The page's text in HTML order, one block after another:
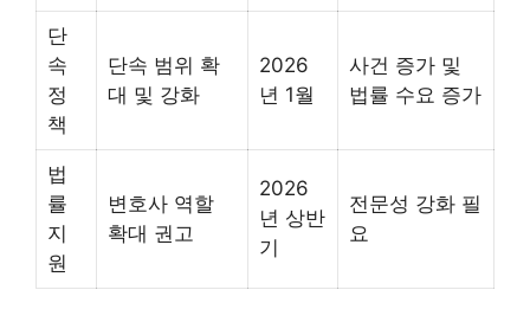
단
속
정
책
단속 범위 확
대 및 강화
2026
년 1월
사건 증가 및
법률 수요 증가
법
률
지
원
변호사 역할
확대 권고
2026
년 상반
기
전문성 강화 필
요